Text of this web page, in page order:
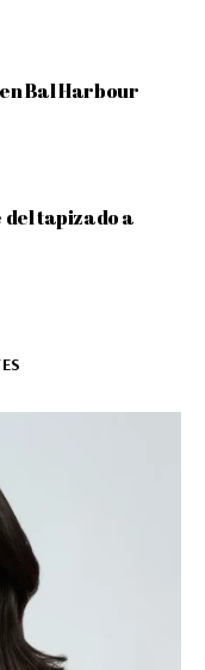
Bal Harbour
del tapizado a